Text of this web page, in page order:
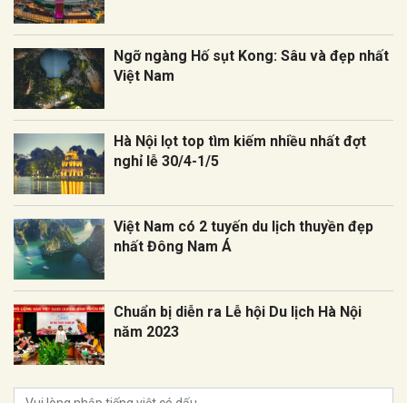
Ngỡ ngàng Hố sụt Kong: Sâu và đẹp nhất
Việt Nam
Hà Nội lọt top tìm kiếm nhiều nhất đợt
nghỉ lễ 30/4-1/5
Việt Nam có 2 tuyến du lịch thuyền đẹp
nhất Đông Nam Á
Chuẩn bị diễn ra Lễ hội Du lịch Hà Nội
năm 2023